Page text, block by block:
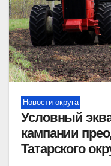
Новости округа
Условный
кампании
Татарского